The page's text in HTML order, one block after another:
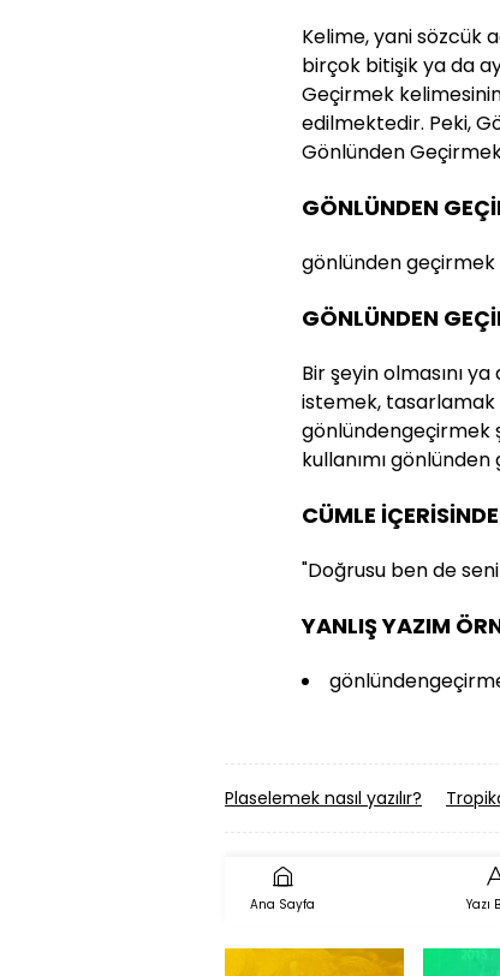
Kelime, yani sözcük
birçok bitişik ya da
Geçirmek
edilmektedir. Peki,
Gönlünden
GÖNLÜNDEN
gönlünden geçirmek
GÖNLÜNDEN
Bir şeyin olmasını
istemek, tasarlamak
gönlündengeçirmek
kullanımı
CÜMLE
"Doğrusu ben de
YANLIŞ YAZIM
Plaselemek nasıl yazılır?
Ana Sayfa Yazı